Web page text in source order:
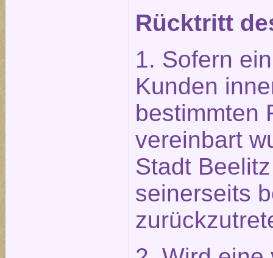
Rücktritt
1. Sofern
Kunden
bestimmten
vereinbart
Stadt
seinerseits